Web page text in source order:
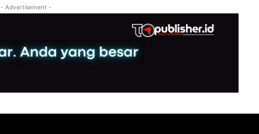
- Advertisement -